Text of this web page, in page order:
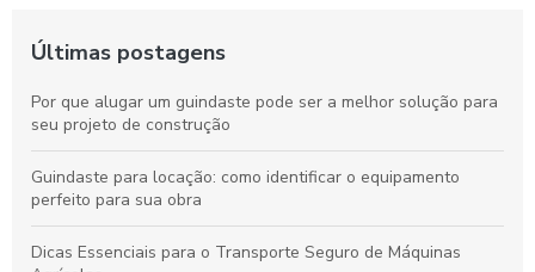
Últimas postagens
Por que alugar um guindaste pode ser a melhor solução para
seu projeto de construção
Guindaste para locação: como identificar o equipamento
perfeito para sua obra
Dicas Essenciais para o Transporte Seguro de Máquinas